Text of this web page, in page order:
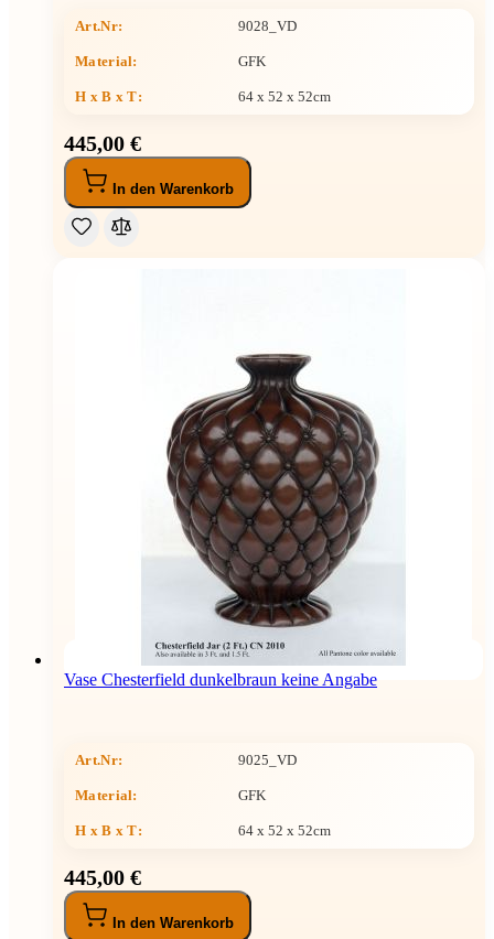
Art.Nr: 9028_VD
Material: GFK
H x B x T: 64 x 52 x 52cm
445,00 €
In den Warenkorb
Vase Chesterfield dunkelbraun keine Angabe
Art.Nr: 9025_VD
Material: GFK
H x B x T: 64 x 52 x 52cm
445,00 €
In den Warenkorb